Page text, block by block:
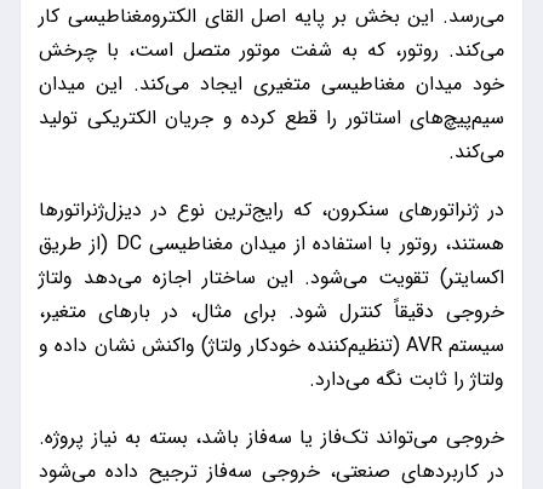
می‌رسد. این بخش بر پایه اصل القای الکترومغناطیسی کار
می‌کند. روتور، که به شفت موتور متصل است، با چرخش
خود میدان مغناطیسی متغیری ایجاد می‌کند. این میدان
سیم‌پیچ‌های استاتور را قطع کرده و جریان الکتریکی تولید
می‌کند.
در ژنراتورهای سنکرون، که رایج‌ترین نوع در دیزل‌ژنراتورها
هستند، روتور با استفاده از میدان مغناطیسی DC (از طریق
اکسایتر) تقویت می‌شود. این ساختار اجازه می‌دهد ولتاژ
خروجی دقیقاً کنترل شود. برای مثال، در بارهای متغیر،
سیستم AVR (تنظیم‌کننده خودکار ولتاژ) واکنش نشان داده و
ولتاژ را ثابت نگه می‌دارد.
خروجی می‌تواند تک‌فاز یا سه‌فاز باشد، بسته به نیاز پروژه.
در کاربردهای صنعتی، خروجی سه‌فاز ترجیح داده می‌شود